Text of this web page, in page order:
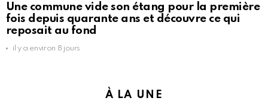
Une commune vide son étang pour la première
fois depuis quarante ans et découvre ce qui
reposait au fond
il y a environ 8 jours
À LA UNE